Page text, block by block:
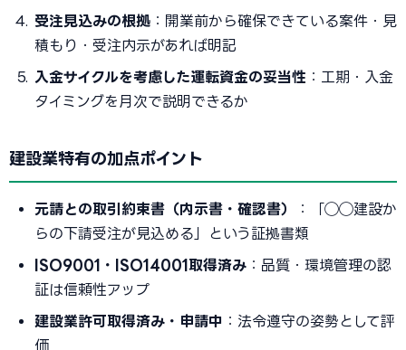
受注見込みの根拠 ：開業前から確保できている案件・見
積もり・受注内示があれば明記
入金サイクルを考慮した運転資金の妥当性 ：工期・入金
タイミングを月次で説明できるか
建設業特有の加点ポイント
元請との取引約束書（内示書・確認書）
：「◯◯建設か
らの下請受注が見込める」という証拠書類
ISO9001・ISO14001取得済み ：品質・環境管理の認
証は信頼性アップ
建設業許可取得済み・申請中 ：法令遵守の姿勢として評
価